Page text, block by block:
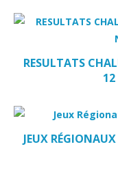
RESULTATS
12
JEUX